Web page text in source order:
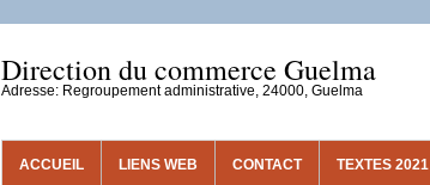
Direction du commerce Guelma
Adresse: Regroupement administrative, 24000, Guelma
ACCUEIL LIENS WEB CONTACT TEXTES 2021